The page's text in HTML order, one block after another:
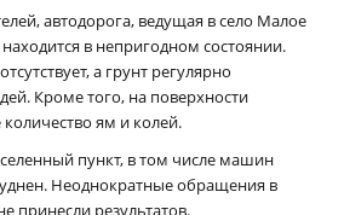
автодорога, ведущая в село Малое
в непригодном состоянии.
а грунт регулярно
Кроме того, на поверхности
ям и колей.
пункт, в том числе машин
Неоднократные обращения в
принесли результатов.